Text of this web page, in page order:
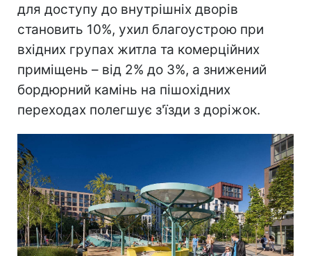
для доступу до внутрішніх дворів
становить 10%, ухил благоустрою при
вхідних групах житла та комерційних
приміщень – від 2% до 3%, а знижений
бордюрний камінь на пішохідних
переходах полегшує з'їзди з доріжок.